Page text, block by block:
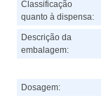
Classificação
quanto à dispensa:
Descrição da
embalagem:
Dosagem: